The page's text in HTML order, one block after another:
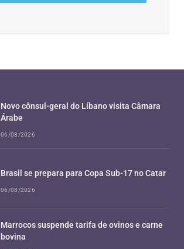
Novo cônsul-geral do Líbano visita Câmara
Árabe
06/08/2026
Brasil se prepara para Copa Sub-17 no Catar
06/08/2026
Marrocos suspende tarifa de ovinos e carne
bovina